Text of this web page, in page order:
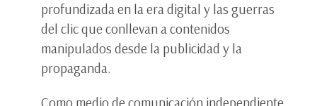
profundizada en la era digital y las guerras
del clic que conllevan a contenidos
manipulados desde la publicidad y la
propaganda.
Como medio de comunicación independiente